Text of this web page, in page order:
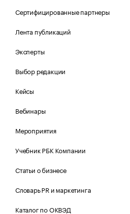
Сертифицированные партнеры
Лента публикаций
Эксперты
Выбор редакции
Кейсы
Вебинары
Мероприятия
Учебник РБК Компании
Статьи о бизнесе
Словарь PR и маркетинга
Каталог по ОКВЭД